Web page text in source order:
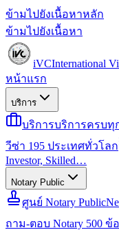
ข้ามไปยังเนื้อหาหลัก
ข้ามไปยังเนื้อหา
iVCInternational
หน้าแรก
บริการ
บริการบริการครบทุ
วีซ่า 195 ประเทศทั่วโลก
Investor, Skilled…
Notary Public
ศูนย์ Notary Public
ถาม-ตอบ Notary 500 ข้อ